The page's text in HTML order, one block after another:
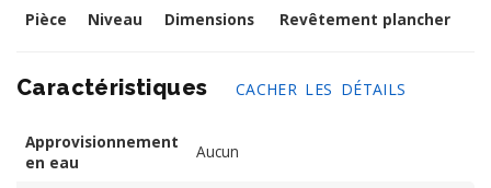
Pièce
Niveau Dimensions Revêtement plancher
Caractéristiques CACHER LES DÉTAILS
Approvisionnement
en eau
Aucun